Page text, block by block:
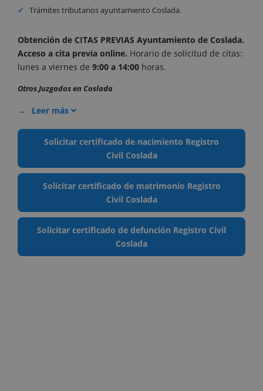
Trámites tributarios ayuntamiento Coslada.
Obtención de CITAS PREVIAS Ayuntamiento de Coslada.
Acceso a cita previa online. Horario de solicitud de citas:
lunes a viernes de 9:00 a 14:00 horas.
Otros Juzgados en Coslada
Leer más
Solicitar certificado de nacimiento Registro
Civil Coslada
Solicitar certificado de matrimonio Registro
Civil Coslada
Solicitar certificado de defunción Registro Civil
Coslada